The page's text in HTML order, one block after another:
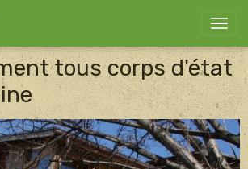
tous corps d'état